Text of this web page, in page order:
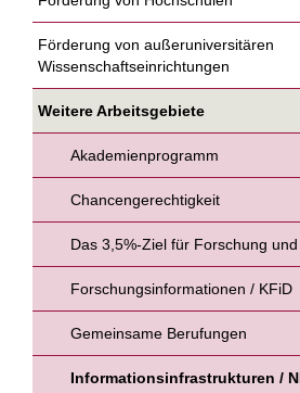
Förderung von außeruniversitären
Wissenschaftseinrichtungen
Weitere Arbeitsgebiete
Akademienprogramm
Chancengerechtigkeit
Das 3,5%-Ziel für Forschung
Forschungsinformationen / KFiD
Gemeinsame Berufungen
Informationsinfrastrukturen /